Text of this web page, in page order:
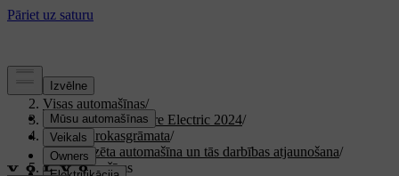
Atbalsts
Visas automašīnas/
XC40 Recharge Pure Electric 2024/
Lietotāja rokasgrāmata/
Imobilizēta automašīna un tās darbības atjaunošana/
Drošības režīms